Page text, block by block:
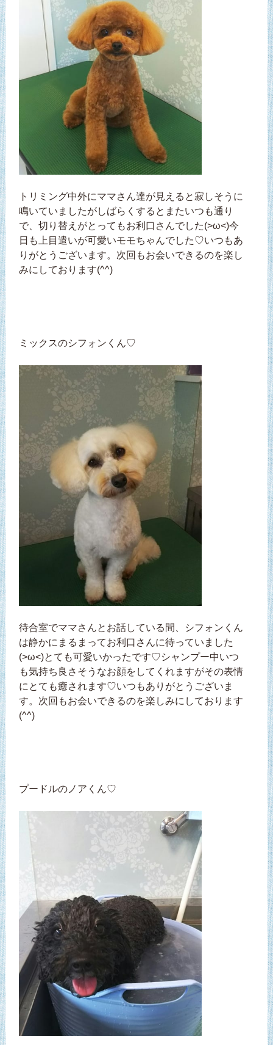
トリミング中外にママさん達が見えると寂しそうに
鳴いていましたがしばらくするとまたいつも通り
で、切り替えがとってもお利口さんでした(>ω<)今
日も上目遣いが可愛いモモちゃんでした♡いつもあ
りがとうございます。次回もお会いできるのを楽し
みにしております(^^)
ミックスのシフォンくん♡
待合室でママさんとお話している間、シフォンくん
は静かにまるまってお利口さんに待っていました
(>ω<)とても可愛いかったです♡シャンプー中いつ
も気持ち良さそうなお顔をしてくれますがその表情
にとても癒されます♡いつもありがとうございま
す。次回もお会いできるのを楽しみにしております
(^^)
プードルのノアくん♡